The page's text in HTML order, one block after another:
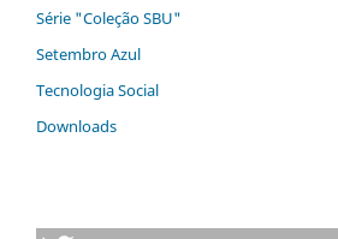
Série "Coleção SBU"
Setembro Azul
Tecnologia Social
Downloads